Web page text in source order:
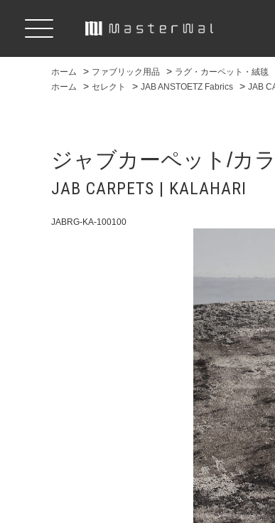
ホーム > ファブリック用品 > ラグ・カーペット・絨毯
ホーム
> セレクト > JAB ANSTOETZ Fabrics > JAB
ジャブカーペット/カ
JAB CARPETS | KALAHARI
JABRG-KA-100100